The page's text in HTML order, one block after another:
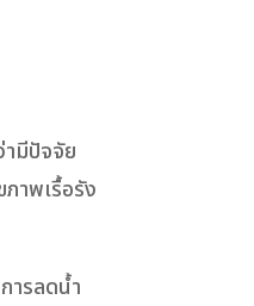
มีปัจจัย
าพเรื้อรัง
ารลดน้ำ